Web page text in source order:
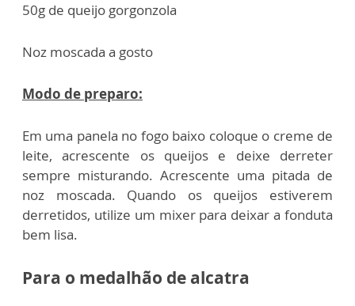
50g de queijo gorgonzola
Noz moscada a gosto
Modo de preparo:
Em uma panela no fogo baixo coloque o creme de
leite, acrescente os queijos e deixe derreter
sempre misturando. Acrescente uma pitada de
noz moscada. Quando os queijos estiverem
derretidos, utilize um mixer para deixar a fonduta
bem lisa.
Para o medalhão de alcatra